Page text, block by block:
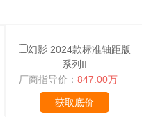
幻影 2024款标准轴距版
系列II
厂商指导价： 847.00万
获取底价